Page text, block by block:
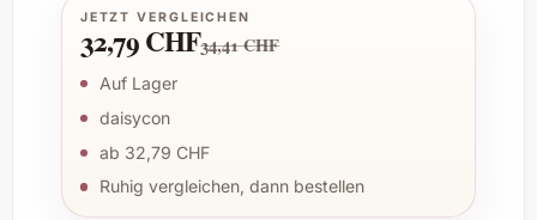
JETZT VERGLEICHEN
32,79 CHF34,41 CHF
Auf Lager
daisycon
ab 32,79 CHF
Ruhig vergleichen, dann bestellen